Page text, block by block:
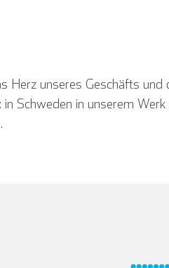
Herz unseres Geschäfts und
Schweden in unserem